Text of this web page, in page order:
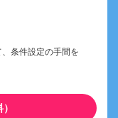
条件設定の手間を